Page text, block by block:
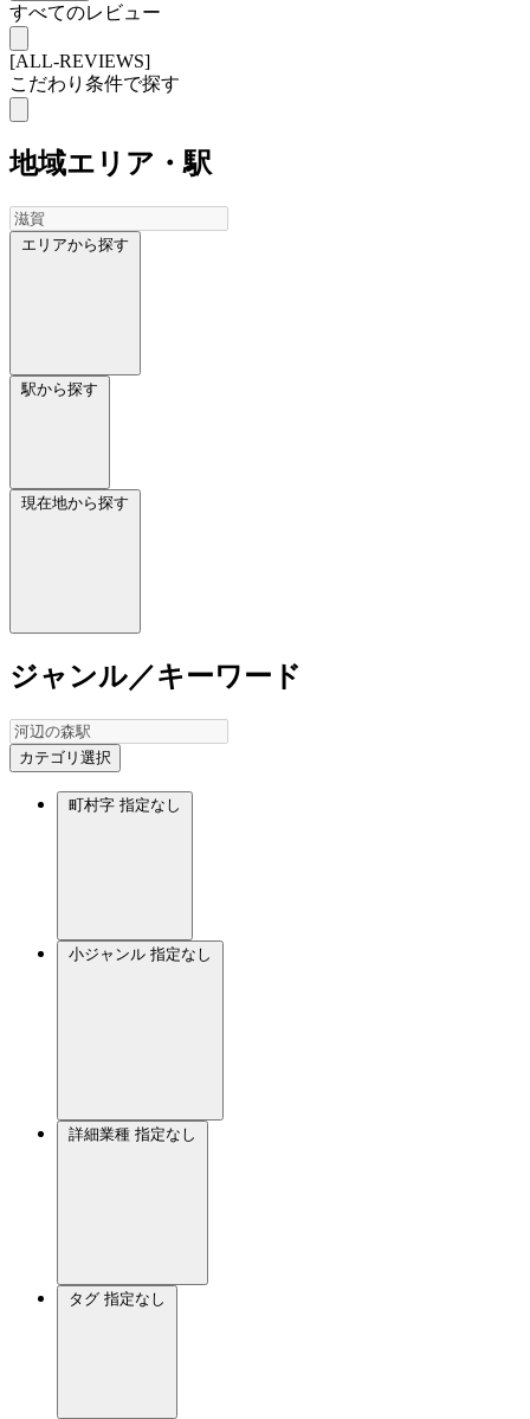
すべてのレビュー
[ALL-REVIEWS]
こだわり条件で探す
地域エリア・駅
エリアから探す
駅から探す
現在地から探す
ジャンル／キーワード
カテゴリ選択
町村字 指定なし
小ジャンル 指定なし
詳細業種 指定なし
タグ 指定なし